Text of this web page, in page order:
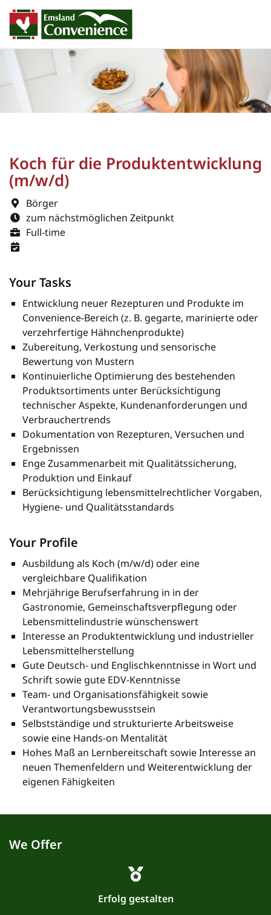
Koch für die Produktentwicklung
(m/w/d)
Börger
zum nächstmöglichen Zeitpunkt
Full-time
Your Tasks
Entwicklung neuer Rezepturen und Produkte im
Convenience-Bereich (z. B. gegarte, marinierte oder
verzehrfertige Hähnchenprodukte)
Zubereitung, Verkostung und sensorische
Bewertung von Mustern
Kontinuierliche Optimierung des bestehenden
Produktsortiments unter Berücksichtigung
technischer Aspekte, Kundenanforderungen und
Verbrauchertrends
Dokumentation von Rezepturen, Versuchen und
Ergebnissen
Enge Zusammenarbeit mit Qualitätssicherung,
Produktion und Einkauf
Berücksichtigung lebensmittelrechtlicher Vorgaben,
Hygiene- und Qualitätsstandards
Your Profile
Ausbildung als Koch (m/w/d) oder eine
vergleichbare Qualifikation
Mehrjährige Berufserfahrung in in der
Gastronomie, Gemeinschaftsverpflegung oder
Lebensmittelindustrie wünschenswert
Interesse an Produktentwicklung und industrieller
Lebensmittelherstellung
Gute Deutsch- und Englischkenntnisse in Wort und
Schrift sowie gute EDV-Kenntnisse
Team- und Organisationsfähigkeit sowie
Verantwortungsbewusstsein
Selbstständige und strukturierte Arbeitsweise
sowie eine Hands-on Mentalität
Hohes Maß an Lernbereitschaft sowie Interesse an
neuen Themenfeldern und Weiterentwicklung der
eigenen Fähigkeiten
We Offer
Erfolg gestalten